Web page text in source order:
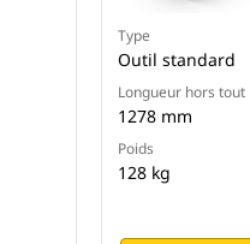
Type
Outil standard
Longueur hors tout
1278 mm
Poids
128 kg